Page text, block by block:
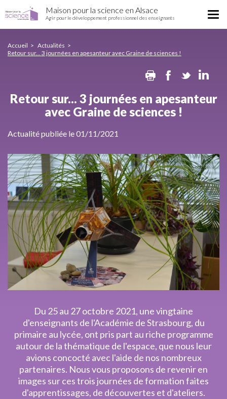
sur...
apesanteur
sciences
au
Maison pour la science en Alsace
Agir pour le développement professionnel des enseignants
Accueil
Actualités
Retour sur... 3 journées en apesanteur avec Graine de sciences !
PrintFacebook
Retour sur... 3 journées en apesanteur
avec Graine de sciences !
Actualité publiée le 01/11/2021
Du 25 au 27 octobre 2021, une vingtaine
d'enseignants de l'Académie de Strasbourg, du
primaire au lycée, ont pris part au riche programme
autour de la thématique de l'espace, que nous leur
avions concocté avec l'aide de nos nombreux
partenaires. Nous vous proposons de revenir en
images sur ces trois journées de formation faites
d'apprentissages, de découvertes et d'ateliers.